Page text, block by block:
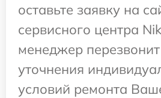
оставьте заявку на
сервисного центра
менеджер
уточнения
условий ремонта